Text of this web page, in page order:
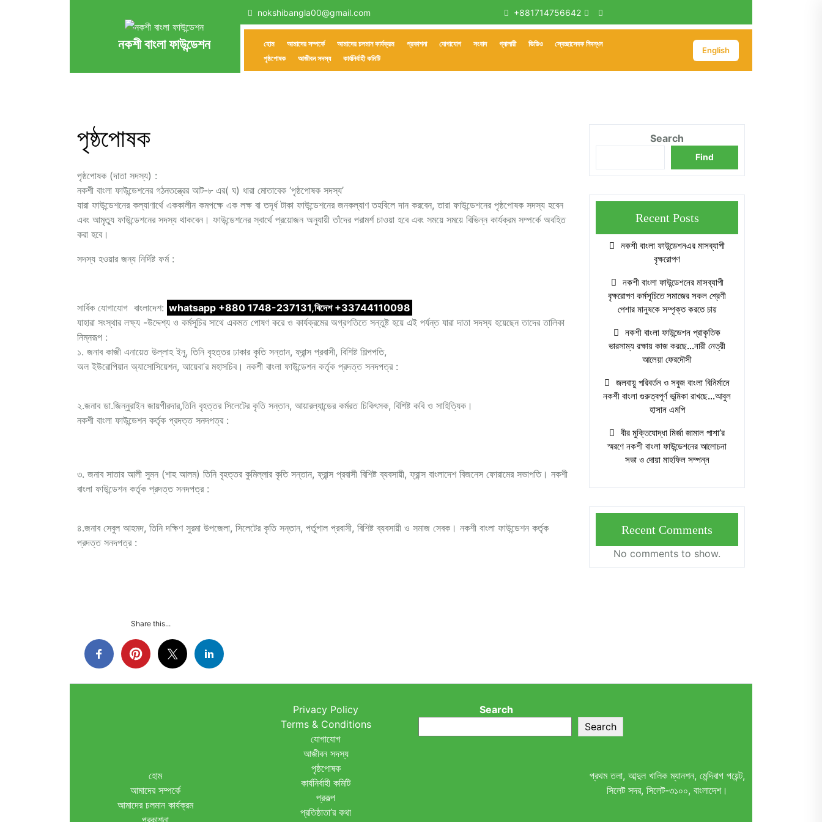
নকশী বাংলা ফাউন্ডেশন
nokshibangla00@gmail.com +881714756642
হোম আমাদের সম্পর্কে আমাদের চলমান কার্যক্রম প্রকাশনা যোগাযোগ সংবাদ গ্যালারী ভিডিও
স্বেচ্ছাসেবক নিবন্ধন
পৃষ্ঠপোষক
আজীবন সদস্য কার্যনির্বাহী কমিটি
English
পৃষ্ঠপোষক
পৃষ্ঠপোষক (দাতা সদস্য) :
নকশী বাংলা ফাউন্ডেশনের গঠনতন্ত্রের আট-৮ এর( ঘ) ধারা মোতাবেক ‘পৃষ্ঠপোষক সদস্য’
যারা ফাউন্ডেশনের কল্যাণার্থে এককালীন কমপক্ষে এক লক্ষ বা তদূর্ধ টাকা ফাউন্ডেশনের জনকল্যাণ তহবিলে দান করবেন, তারা ফাউন্ডেশনের পৃষ্ঠপোষক সদস্য হবেন
এবং আমৃত্যু ফাউন্ডেশনের সদস্য থাকবেন। ফাউন্ডেশনের স্বার্থে প্রয়োজন অনুযায়ী তাঁদের পরামর্শ চাওয়া হবে এবং সময়ে সময়ে বিভিন্ন কার্যক্রম সম্পর্কে অবহিত
করা হবে।
সদস্য হওয়ার জন্য নির্দিষ্ট ফর্ম :
সার্বিক যোগাযোগ বাংলাদেশ: whatsapp +880 1748-237131,বিদেশ +33744110098
যাহারা সংস্থার লক্ষ্য -উদ্দেশ্য ও কর্মসূচির সাথে একমত পোষণ করে ও কার্যক্রমের অগ্রগতিতে সন্তুষ্ট হয়ে এই পর্যন্ত যারা দাতা সদস্য হয়েছেন তাদের তালিকা
নিম্নরূপ :
১. জনাব কাজী এনায়েত উল্লাহ ইনু, তিনি বৃহত্তর ঢাকার কৃতি সন্তান, ফ্রান্স প্রবাসী, বিশিষ্ট শিল্পপতি,
অল ইউরোপিয়ান অ্যাসোসিয়েশন, আয়েবা’র মহাসচিব। নকশী বাংলা ফাউন্ডেশন কর্তৃক প্রদত্ত সনদপত্র :
২.জনাব ডা.জিন্নুরাইন জায়গীরদার,তিনি বৃহত্তর সিলেটের কৃতি সন্তান, আয়ারল্যান্ডের কর্মরত চিকিৎসক, বিশিষ্ট কবি ও সাহিত্যিক।
নকশী বাংলা ফাউন্ডেশন কর্তৃক প্রদত্ত সনদপত্র :
৩. জনাব সাতার আলী সুমন (শাহ আলম) তিনি বৃহত্তর কুমিল্লার কৃতি সন্তান, ফ্রান্স প্রবাসী বিশিষ্ট ব্যবসায়ী, ফ্রান্স বাংলাদেশ বিজনেস ফোরামের সভাপতি। নকশী
বাংলা ফাউন্ডেশন কর্তৃক প্রদত্ত সনদপত্র :
৪.জনাব সেবুল আহমদ, তিনি দক্ষিণ সুরমা উপজেলা, সিলেটের কৃতি সন্তান, পর্তুগাল প্রবাসী, বিশিষ্ট ব্যবসায়ী ও সমাজ সেবক। নকশী বাংলা ফাউন্ডেশন কর্তৃক
প্রদত্ত সনদপত্র :
Share this...
Search
Find
Recent Posts
নকশী বাংলা ফাউন্ডেশনএর মাসব্যাপী
বৃক্ষরোপণ
নকশী বাংলা ফাউন্ডেশনের মাসব্যাপী
বৃক্ষরোপণ কর্মসূচিতে সমাজের সকল শ্রেণী
পেশার মানুষকে সম্পৃক্ত করতে চায়
নকশী বাংলা ফাউন্ডেশন প্রাকৃতিক
ভারসাম্য রক্ষায় কাজ করছে…নারী নেত্রী
আলেয়া ফেরদৌসী
জলবায়ু পরিবর্তন ও সবুজ বাংলা বিনির্মানে
নকশী বাংলা গুরুত্বপূর্ণ ভূমিকা রাখছে…আবুল
হাসান এমপি
বীর মুক্তিযোদ্ধা মির্জা জামাল পাশা’র
স্মরণে নকশী বাংলা ফাউন্ডেশনের আলোচনা
সভা ও দোয়া মাহফিল সম্পন্ন
Recent Comments
No comments to show.
হোম
আমাদের সম্পর্কে
আমাদের চলমান কার্যক্রম
প্রকাশনা
Privacy Policy
Terms & Conditions
যোগাযোগ
আজীবন সদস্য
পৃষ্ঠপোষক
কার্যনির্বাহী কমিটি
প্রকল্প
প্রতিষ্ঠাতা’র কথা
Search
Search
প্রথম তলা, আব্দুল খালিক ম্যানশন, মেন্দিবাগ পয়েন্ট,
সিলেট সদর, সিলেট-৩১০০, বাংলাদেশ।